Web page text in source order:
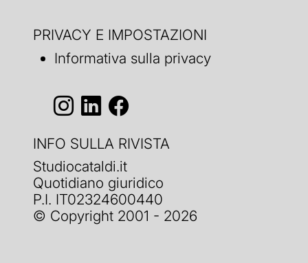
PRIVACY E IMPOSTAZIONI
Informativa sulla privacy
INFO SULLA RIVISTA
Studiocataldi.it
Quotidiano giuridico
P.I. IT02324600440
© Copyright 2001 - 2026